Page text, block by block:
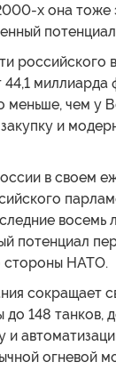
х она тоже
российского
44,1 миллиарда
меньше, чем у
и
в своем
восемь
потенциал
стороны НАТО.
сокращает
148 танков,
и
огневой